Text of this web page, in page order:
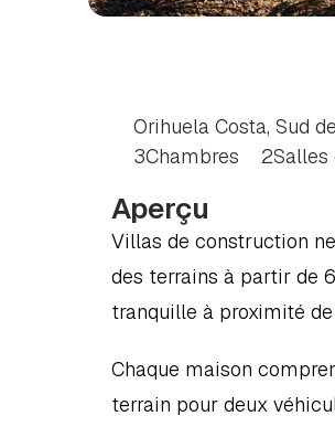
Orihuela Costa, Sud
3Chambres 2Salles
Aperçu
Villas de construction
des terrains à partir de
tranquille à proximité
Chaque maison
terrain pour deux